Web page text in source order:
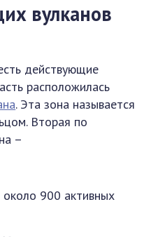
вулканов
действующие
расположилась
. Эта зона называется
Вторая по
–
около 900 активных